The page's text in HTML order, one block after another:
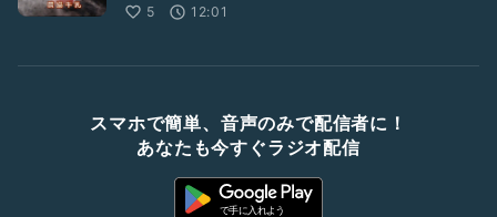
5
12:01
スマホで簡単、音声のみで配信者に！
あなたも今すぐラジオ配信